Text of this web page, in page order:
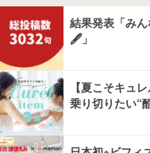
結果発表「み
🖋️」
【夏こそキュ
乗り切りたい“